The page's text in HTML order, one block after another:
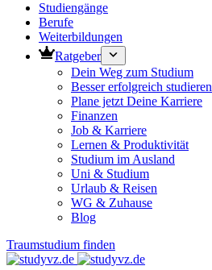
Studiengänge
Berufe
Weiterbildungen
Ratgeber
Dein Weg zum Studium
Besser erfolgreich studieren
Plane jetzt Deine Karriere
Finanzen
Job & Karriere
Lernen & Produktivität
Studium im Ausland
Uni & Studium
Urlaub & Reisen
WG & Zuhause
Blog
Traumstudium finden